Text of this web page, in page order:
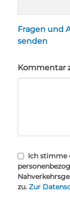
Fragen und
senden
Kommentar
Ich stimme
zu. Zur